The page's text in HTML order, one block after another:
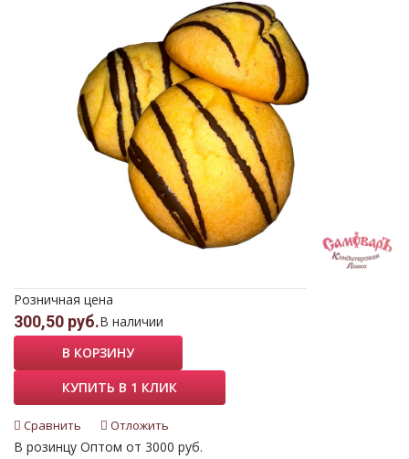
Розничная цена
300,50 руб.В наличии
В КОРЗИНУ
КУПИТЬ В 1 КЛИК
Сравнить Отложить
В розинцу Оптом от 3000 руб.